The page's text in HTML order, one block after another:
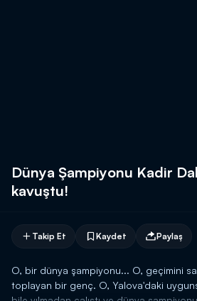
Dünya Şampiyonu Kadir
kavuştu!
Takip Et Kaydet Paylaş
O, bir dünya şampiyonu... O, geçimini
toplayan bir genç. O, Yalova'daki